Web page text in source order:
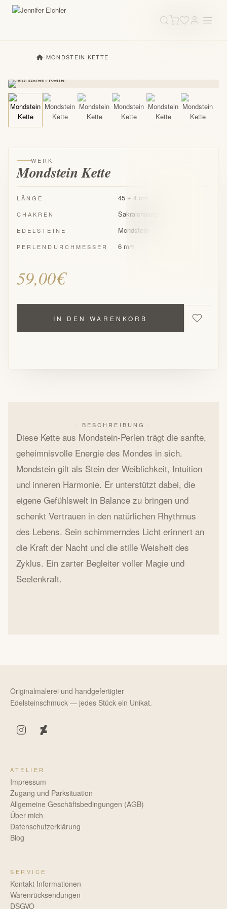
›MONDSTEIN KETTE
WERK
Mondstein Kette
LÄNGE 45 + 4 cm
CHAKREN Sakralchakra
EDELSTEINE Mondstein
PERLENDURCHMESSER 6 mm
59,00€
IN DEN WARENKORB
· BESCHREIBUNG ·
Diese Kette aus Mondstein-Perlen trägt die sanfte,
geheimnisvolle Energie des Mondes in sich.
Mondstein gilt als Stein der Weiblichkeit, Intuition
und inneren Harmonie. Er unterstützt dabei, die
eigene Gefühlswelt in Balance zu bringen und
schenkt Vertrauen in den natürlichen Rhythmus
des Lebens. Sein schimmerndes Licht erinnert an
die Kraft der Nacht und die stille Weisheit des
Zyklus. Ein zarter Begleiter voller Magie und
Seelenkraft.
Originalmalerei und handgefertigter
Edelsteinschmuck — jedes Stück ein Unikat.
ATELIER
Impressum
Zugang und Parksituation
Allgemeine Geschäftsbedingungen (AGB)
Über mich
Datenschutzerklärung
Blog
SERVICE
Kontakt Informationen
Warenrücksendungen
DSGVO